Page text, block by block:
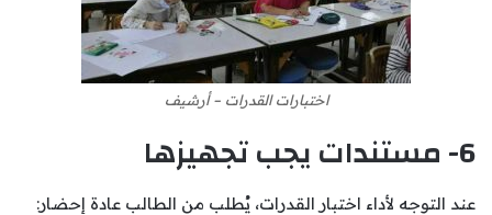
اختبارات القدرات – أرشيف
6- مستندات يجب تجهيزها
عند التوجه لأداء اختبار القدرات، يُطلب من الطالب عادة إحضار: